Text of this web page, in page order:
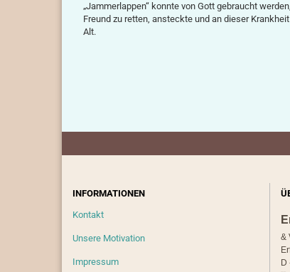
„Jammerlappen“ konnte von Gott gebraucht
Freund zu retten, ansteckte und an dieser
Alt.
INFORMATIONEN
Kontakt
Unsere Motivation
Impressum
&
D